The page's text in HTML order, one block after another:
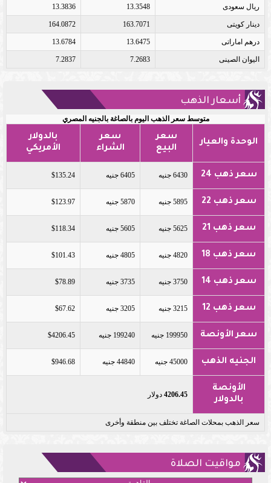
ريال سعودى 13.3548
13.3836
دينار كويتى 163.7071
164.0872
درهم اماراتى 13.6475
13.6784
اليوان الصينى 7.2683
7.2837
أسعار الذهب
متوسط سعر الذهب اليوم بالصاغة بالجنيه المصري
الوحدة والعيار
سعر
البيع
سعر
الشراء
بالدولار
الأمريكي
سعر ذهب 24 6430 جنيه 6405 جنيه $135.24
سعر ذهب 22 5895 جنيه 5870 جنيه $123.97
سعر ذهب 21 5625 جنيه 5605 جنيه $118.34
سعر ذهب 18 4820 جنيه 4805 جنيه $101.43
سعر ذهب 14 3750 جنيه 3735 جنيه $78.89
سعر ذهب 12 3215 جنيه 3205 جنيه $67.62
سعر الأونصة 199950 جنيه 199240 جنيه $4206.45
الجنيه الذهب 45000 جنيه 44840 جنيه $946.68
الأونصة
بالدولار
4206.45 دولار
سعر الذهب بمحلات الصاغة تختلف بين منطقة وأخرى
مواقيت الصلاة